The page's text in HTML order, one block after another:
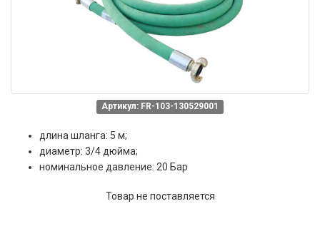
Артикул: FR-103-130529001
длина шланга: 5 м;
диаметр: 3/4 дюйма;
номинальное давление: 20 Бар
Товар не поставляется